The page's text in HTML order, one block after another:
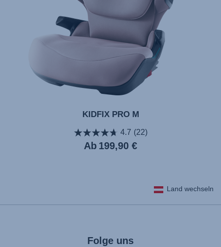
KIDFIX PRO M
4.7 (22)
Ab Aktueller
199,90 €
Land wechseln
Folge uns